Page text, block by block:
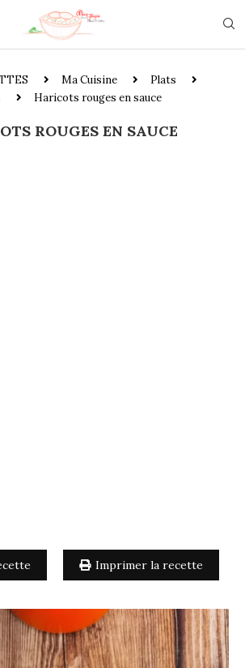
Ma Cuisine
Plats
Haricots rouges en sauce
ROUGES EN SAUCE
Imprimer la recette